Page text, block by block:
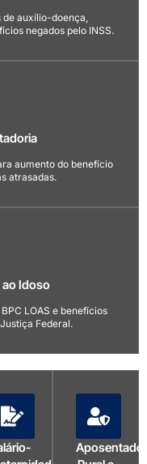
auxílio-doença,
negados pelo INSS.
aumento do benefício
atrasadas.
Idoso
LOAS e benefícios
Federal.